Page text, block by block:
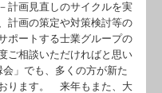
計画見直しのサイクルを実
計画の策定や対策検討等の
ポートする士業グループの
ご相談いただければと思い
」でも、多くの方が新た
ります。 来年もまた、大